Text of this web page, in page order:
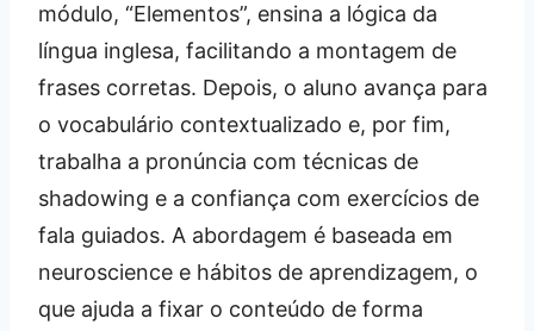
módulo, “Elementos”, ensina a lógica da
língua inglesa, facilitando a montagem de
frases corretas. Depois, o aluno avança para
o vocabulário contextualizado e, por fim,
trabalha a pronúncia com técnicas de
shadowing e a confiança com exercícios de
fala guiados. A abordagem é baseada em
neuroscience e hábitos de aprendizagem, o
que ajuda a fixar o conteúdo de forma